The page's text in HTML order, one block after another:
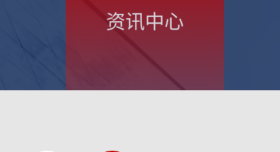
资讯中心